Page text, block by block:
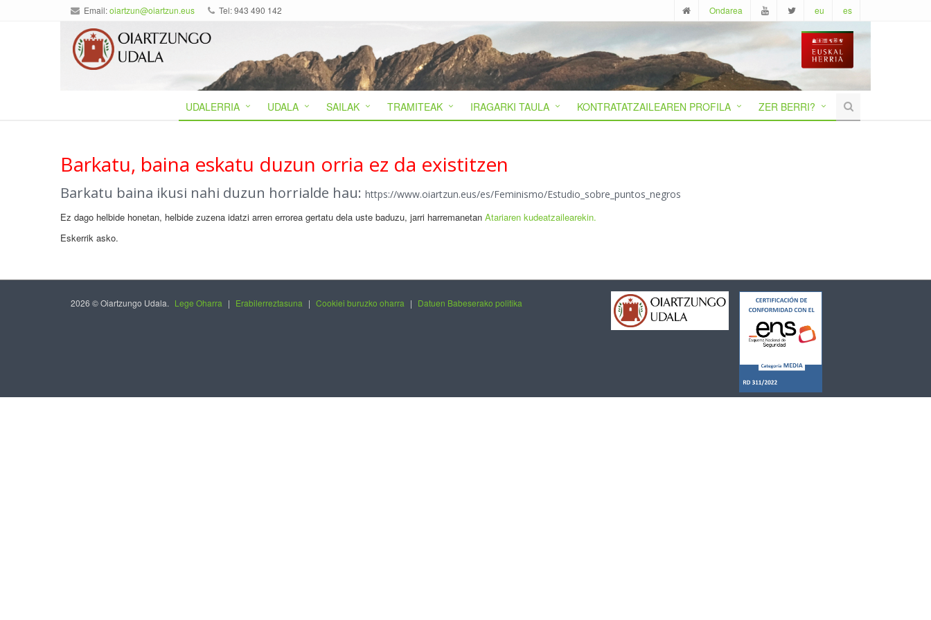
Email:oiartzun@oiartzun.eus Tel: 943 490 142 Ondarea eu es
UDALERRIA UDALA SAILAK TRAMITEAK IRAGARKI TAULA KONTRATATZAILEAREN PROFILA ZER BERRI?
Barkatu, baina eskatu duzun orria ez da existitzen
Barkatu baina ikusi nahi duzun horrialde hau: https://www.oiartzun.eus/es/Feminismo/Estudio_sobre_puntos_negros
Ez dago helbide honetan, helbide zuzena idatzi arren errorea gertatu dela uste baduzu, jarri harremanetan Atariaren kudeatzailearekin.
Eskerrik asko.
2026 © Oiartzungo Udala. Lege Oharra | Erabilerreztasuna | Cookiei buruzko oharra | Datuen Babeserako politika